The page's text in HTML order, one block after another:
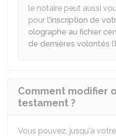
le notaire peut aussi
pour l'inscription de
olographe au fichier
de dernières volontés
Comment modifier
testament ?
Vous pouvez, jusqu'à